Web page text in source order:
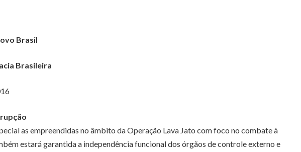
Brasil
Brasileira
as empreendidas no âmbito da Operação Lava Jato com foco no combate à
estará garantida a independência funcional dos órgãos de controle externo e